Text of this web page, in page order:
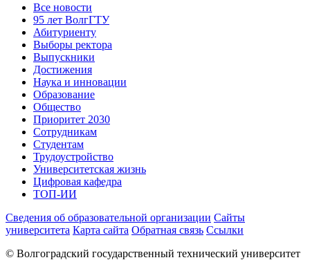
Все новости
95 лет ВолгГТУ
Абитуриенту
Выборы ректора
Выпускники
Достижения
Наука и инновации
Образование
Общество
Приоритет 2030
Сотрудникам
Студентам
Трудоустройство
Университетская жизнь
Цифровая кафедра
ТОП-ИИ
Сведения об образовательной организации Сайты
университета Карта сайта Обратная связь Ссылки
© Волгоградский государственный технический университет